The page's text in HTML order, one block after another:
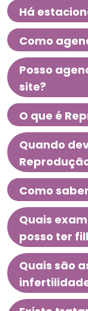
Há
Como
Posso
site?
O que é
Quando
Como
Quais
posso ter
Quais são